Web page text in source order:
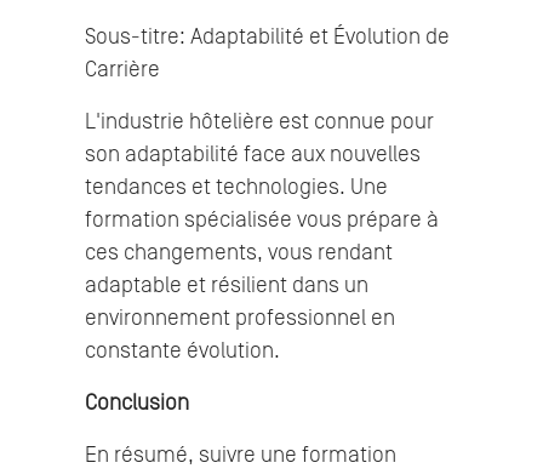
Sous-titre: Adaptabilité et Évolution de
Carrière
L'industrie hôtelière est connue pour
son adaptabilité face aux nouvelles
tendances et technologies. Une
formation spécialisée vous prépare à
ces changements, vous rendant
adaptable et résilient dans un
environnement professionnel en
constante évolution.
Conclusion
En résumé, suivre une formation